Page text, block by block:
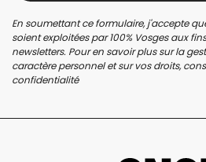
En soumettant ce formulaire, j'accepte
soient exploitées par 100% Vosges aux
newsletters. Pour en savoir plus sur la
caractère personnel et sur vos droits,
confidentialité